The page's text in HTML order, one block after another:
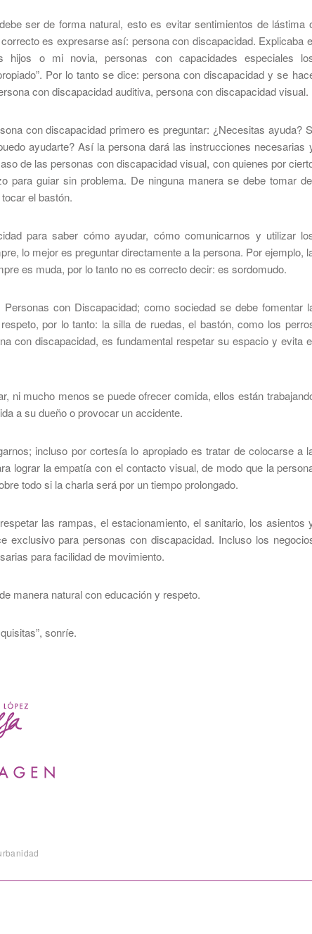
ser de forma natural, esto es evitar sentimientos de lástima
es expresarse así: persona con discapacidad. Explicaba
hijos o mi novia, personas con capacidades especiales
Por lo tanto se dice: persona con discapacidad y se
con discapacidad auditiva, persona con discapacidad visual.
con discapacidad primero es preguntar: ¿Necesitas ayuda?
ayudarte? Así la persona dará las instrucciones necesarias
de las personas con discapacidad visual, con quienes por
para guiar sin problema. De ninguna manera se debe tomar
el bastón.
para saber cómo ayudar, cómo comunicarnos y utilizar
lo mejor es preguntar directamente a la persona. Por ejemplo,
es muda, por lo tanto no es correcto decir: es sordomudo.
con Discapacidad; como sociedad se debe fomentar
por lo tanto: la silla de ruedas, el bastón, como los
con discapacidad, es fundamental respetar su espacio y evita
ni mucho menos se puede ofrecer comida, ellos están
a su dueño o provocar un accidente.
incluso por cortesía lo apropiado es tratar de colocarse a
lograr la empatía con el contacto visual, de modo que la
todo si la charla será por un tiempo prolongado.
las rampas, el estacionamiento, el sanitario, los asientos
exclusivo para personas con discapacidad. Incluso los
para facilidad de movimiento.
manera natural con educación y respeto.
sonríe.